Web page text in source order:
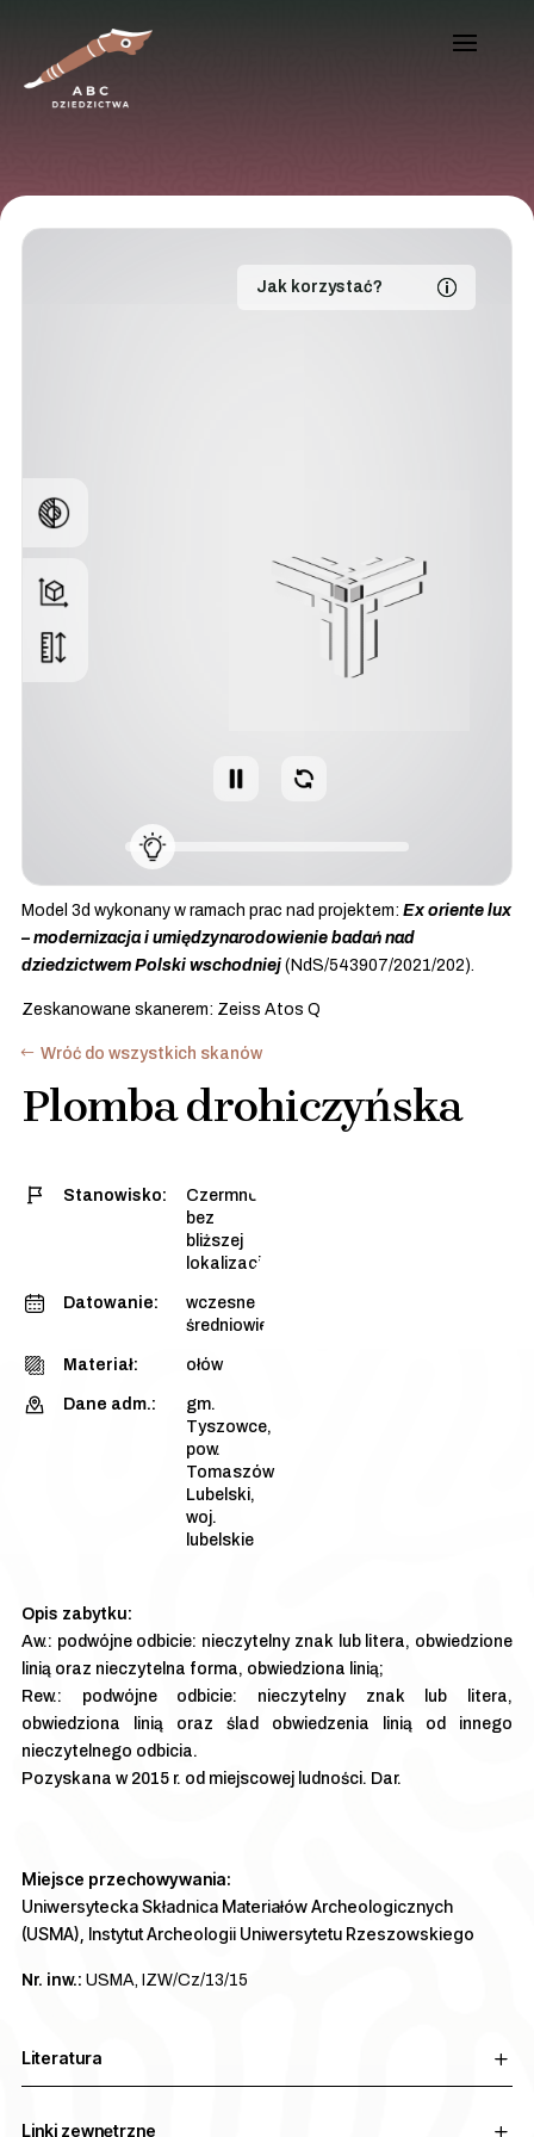
Jak korzystać?
Model 3d wykonany w ramach prac nad projektem: Ex oriente lux
– modernizacja i umiędzynarodowienie badań nad
dziedzictwem Polski wschodniej (NdS/543907/2021/202).
Zeskanowane skanerem: Zeiss Atos Q
Wróć do wszystkich skanów
Plomba drohiczyńska
Stanowisko:
Czermno,
bez
bliższej
lokalizacji
Datowanie:
wczesne
średniowiecze
Materiał: ołów
Dane adm.:
gm.
Tyszowce,
pow.
Tomaszów
Lubelski,
woj.
lubelskie
Aw.: podwójne odbicie: nieczytelny znak lub litera, obwiedzione
linią oraz nieczytelna forma, obwiedziona linią;
Rew.: podwójne odbicie: nieczytelny znak lub litera,
obwiedziona linią oraz ślad obwiedzenia linią od innego
nieczytelnego odbicia.
Pozyskana w 2015 r. od miejscowej ludności. Dar.
Miejsce przechowywania:
Uniwersytecka Składnica Materiałów Archeologicznych
(USMA), Instytut Archeologii Uniwersytetu Rzeszowskiego
Nr. inw.: USMA, IZW/Cz/13/15
Literatura
Linki zewnętrzne